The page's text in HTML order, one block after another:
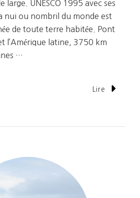
large. UNESCO 1995 avec ses
nui ou nombril du monde est
de toute terre habitée. Pont
l’Amérique latine, 3750 km
…
Lire